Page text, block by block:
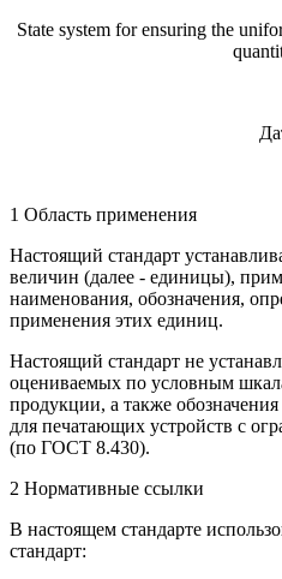
State system for ensuring the
1 Область применения
Настоящий стандарт
величин (далее - единицы),
наименования, обозначения,
применения этих единиц.
Настоящий стандарт не
оцениваемых по условным
продукции, а также
для печатающих устройств с
(по ГОСТ 8.430).
2 Нормативные ссылки
В настоящем стандарте
стандарт: